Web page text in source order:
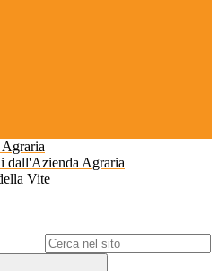
dall'Azienda Agraria
Vite